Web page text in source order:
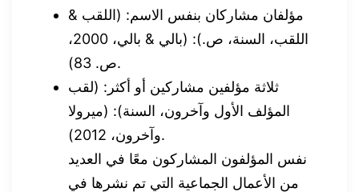
مؤلفان مشاركان بنفس الاسم: (اللقب &
اللقب، السنة، ص.): (بالي & بالي، 2000،
ص. 83).
ثلاثة مؤلفين مشاركين أو أكثر: (لقب
المؤلف الأول وآخرون، السنة): (ميرولا
وآخرون، 2012).
نفس المؤلفون المشاركون معًا في العديد
من الأعمال الجماعية التي تم نشرها في